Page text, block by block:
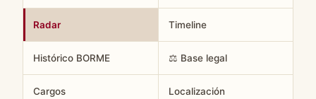
Radar Timeline
Histórico BORME ⚖️ Base legal
Cargos Localización